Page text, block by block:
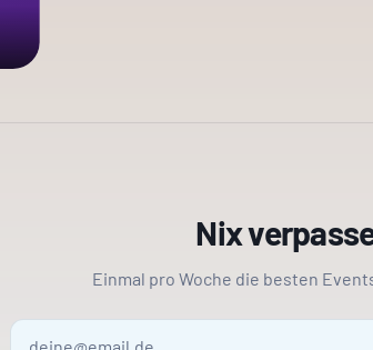
Nix
Einmal pro Woche die besten